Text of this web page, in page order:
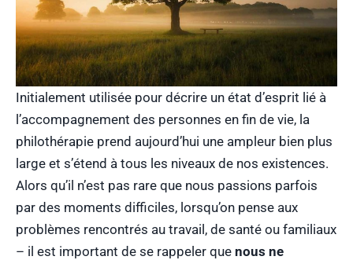
Initialement utilisée pour décrire un état d’esprit lié à
l’accompagnement des personnes en fin de vie, la
philothérapie prend aujourd’hui une ampleur bien plus
large et s’étend à tous les niveaux de nos existences.
Alors qu’il n’est pas rare que nous passions parfois
par des moments difficiles, lorsqu’on pense aux
problèmes rencontrés au travail, de santé ou familiaux
– il est important de se rappeler que nous ne